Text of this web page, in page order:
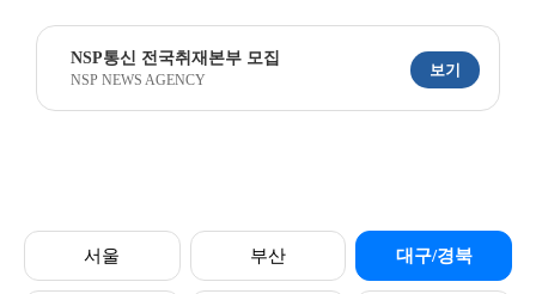
NSP통신 전국취재본부 모집
NSP NEWS AGENCY
보기
서울 부산 대구/경북